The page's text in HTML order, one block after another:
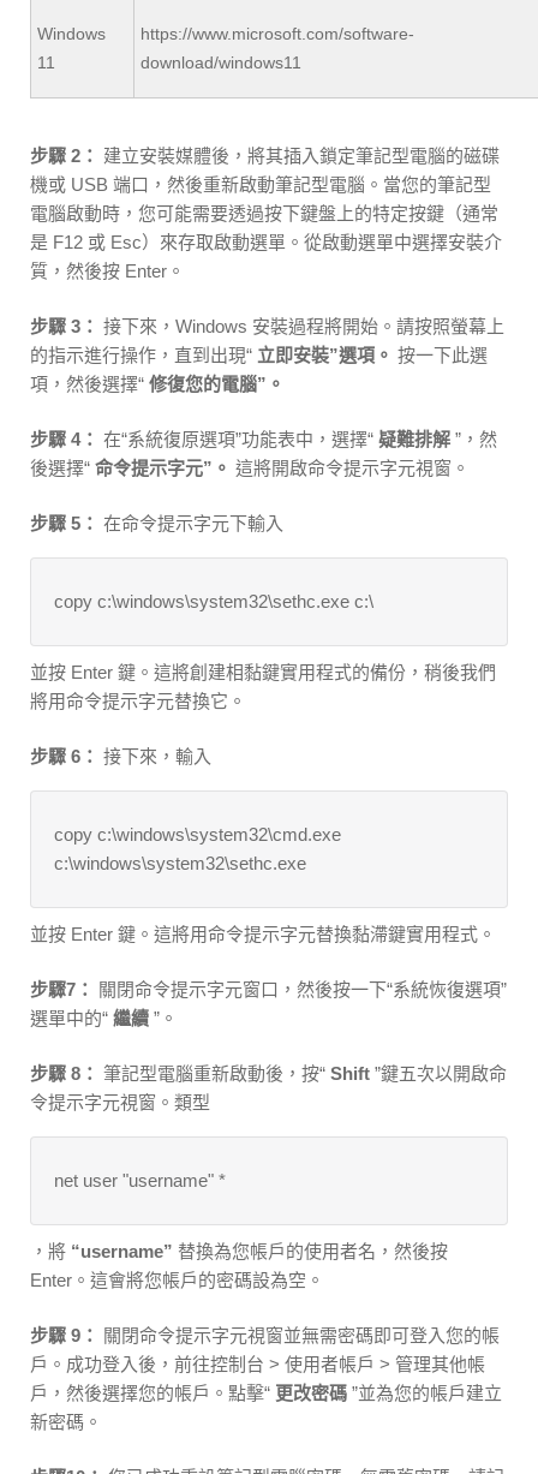
Windows
11
https://www.microsoft.com/software-
download/windows11
步驟 2：
建立安裝媒體後，將其插入鎖定筆記型電腦的磁碟
機或 USB 端口，然後重新啟動筆記型電腦。當您的筆記型
電腦啟動時，您可能需要透過按下鍵盤上的特定按鍵（通常
是 F12 或 Esc）來存取啟動選單。從啟動選單中選擇安裝介
質，然後按 Enter。
步驟 3： 接下來，Windows 安裝過程將開始。請按照螢幕上
的指示進行操作，直到出現“ 立即安裝”選項。 按一下此選
項，然後選擇“ 修復您的電腦”。
步驟 4： 在“系統復原選項”功能表中，選擇“ 疑難排解 ”，然
後選擇“ 命令提示字元”。 這將開啟命令提示字元視窗。
步驟 5： 在命令提示字元下輸入
copy c:\windows\system32\sethc.exe c:\
並按 Enter 鍵。這將創建相黏鍵實用程式的備份，稍後我們
將用命令提示字元替換它。
步驟 6： 接下來，輸入
copy c:\windows\system32\cmd.exe
c:\windows\system32\sethc.exe
並按 Enter 鍵。這將用命令提示字元替換黏滯鍵實用程式。
步驟7：
關閉命令提示字元窗口，然後按一下“系統恢復選項”
選單中的“ 繼續 ”。
步驟 8： 筆記型電腦重新啟動後，按“ Shift ”鍵五次以開啟命
令提示字元視窗。類型
net user "username" *
，將 “username” 替換為您帳戶的使用者名，然後按
Enter。這會將您帳戶的密碼設為空。
步驟 9：
關閉命令提示字元視窗並無需密碼即可登入您的帳
戶。成功登入後，前往控制台 > 使用者帳戶 > 管理其他帳
戶，然後選擇您的帳戶。點擊“ 更改密碼 ”並為您的帳戶建立
新密碼。